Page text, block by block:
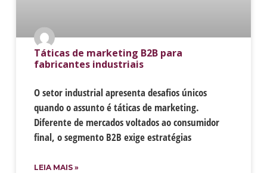
Táticas de marketing B2B para
fabricantes industriais
O setor industrial apresenta desafios únicos
quando o assunto é táticas de marketing.
Diferente de mercados voltados ao consumidor
final, o segmento B2B exige estratégias
LEIA MAIS »